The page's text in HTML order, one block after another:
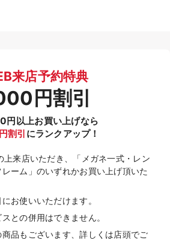
来店予約特典
円割引
以上お買い上げなら
割引 にランクアップ！
上来店いただき、「メガネ一式・レン
ーム」のいずれかお買い上げ頂いた
お使いいただけます。
との併用はできません。
品もございます、詳しくは店頭でご